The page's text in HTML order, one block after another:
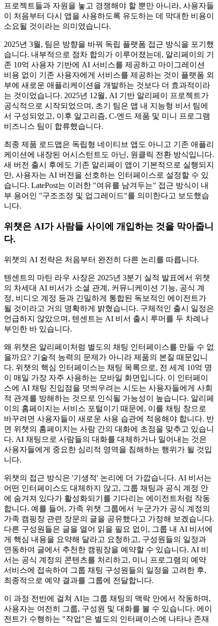
프로젝트들과 자원을 놓고 경쟁해야 할 뿐만 아니라, 사용자들
이 처음부터 다시 앱을 사용하도록 유도하는 데 막대한 비용이
소요될 것이라는 의미였습니다.
2025년 3월, 팀은 방향을 바꿔 독립 플랫폼 접근 방식을 포기했
습니다. 내부적으로 점차 합의가 이루어졌는데, 알리페이의 기
존 10억 사용자 기반에 AI 서비스를 제공하고 마이그레이션
비용 없이 기존 사용자에게 서비스를 제공하는 것이 플랫폼 외
부에 새로운 애플리케이션을 개발하는 것보다 더 효과적이라
는 것이었습니다. 2025년 12월, AI 기반 알리페이 프로젝트가
공식적으로 시작되었으며, 초기 팀은 앱 내 지능형 비서 팀에
서 구성되었고, 이후 알고리즘, C-엔드 제품 및 미니 프로그램
비즈니스 팀이 합류했습니다.
최종 제품 로드맵은 독립형 네이티브 앱도 아니고 기존 애플리
케이션에 내장된 어시스턴트도 아닌, 원클릭 전환 방식입니다.
새 버전 출시 후에도 기존 알리페이 앱이 기본적으로 실행되지
만, 사용자는 AI 버전을 선호하는 인터페이스로 설정할 수 있
습니다. LatePost는 이러한 "여유를 남겨두는" 접근 방식이 내
부 용어인 "구조조정 및 업그레이드"를 의미한다고 보도했습
니다.
위챗은 AI가 사람들 사이에 개입하는 것을 막아줍니
다.
위챗의 AI 전략은 처음부터 완전히 다른 논리를 따릅니다.
텐센트의 마틴 라우 사장은 2025년 3분기 실적 발표에서 위챗
의 차세대 AI 비서가 소셜 관계, 커뮤니케이션 기능, 공식 계
정, 비디오 계정 등과 긴밀하게 통합된 독보적인 에이전트가
될 것이라고 거의 명확하게 밝혔습니다. 구체적인 출시 일정은
언급하지 않았으며, 텐센트는 AI 비서 출시 루머를 두 차례나
부인한 바 있습니다.
왜 위챗은 알리페이처럼 별도의 채팅 인터페이스를 만들 수 없
을까요? 기술적 능력의 문제가 아니라 제품의 본질 때문입니
다. 위챗의 핵심 인터페이스는 채팅 목록으로, 전 세계 10억 명
이 매일 가장 자주 사용하는 모바일 화면입니다. 이 인터페이
스에 AI 채팅 진입점을 덧씌우려는 시도는 사용자들에게 사회
적 관계를 방해하는 것으로 인식될 가능성이 높습니다. 알리페
이의 홈페이지는 서비스 포털이기 때문에, 이를 채팅 창으로
바꾸려면 사용자들이 새로운 사용 습관에 적응해야 합니다. 반
면 위챗의 홈페이지는 사람 간의 대화에 초점을 맞추고 있습니
다. AI 채팅으로 사람들의 대화를 대체하거나 밀어내는 것은
사용자들에게 중요한 심리적 영역을 침해하는 행위가 될 것입
니다.
위챗의 접근 방식은 '기생적' 논리에 더 가깝습니다. AI 비서는
어떤 인터페이스도 대체하지 않고, 그룹 채팅과 공식 계정 안
에 숨겨져 있다가 활성화되기를 기다리는 에이전트처럼 작동
합니다. 예를 들어, 가족 위챗 그룹에서 누군가가 공식 계정의
가족 캠핑장 관련 장문의 글을 공유했다고 가정해 보겠습니다.
다른 구성원들은 글을 열어 읽을 필요 없이, 그룹 내 AI 비서에
게 핵심 내용을 요약해 달라고 요청하고, 구성원들의 일정과
연동하여 글에서 추천한 캠핑장을 예약할 수 있습니다. AI 비
서는 공식 계정의 콘텐츠를 처리하고, 미니 프로그램의 예약
서비스에 접속하여 그룹 채팅 구성원들의 일정을 고려한 후,
최종적으로 예약 결과를 그룹에 전달합니다.
이 과정 전반에 걸쳐 AI는 그룹 채팅의 맥락 안에서 작동하며,
사용자는 여전히 그룹, 구성원 및 대화를 볼 수 있습니다. 에이
전트가 수행하는 "작업"은 별도의 인터페이스에 나타나 존재